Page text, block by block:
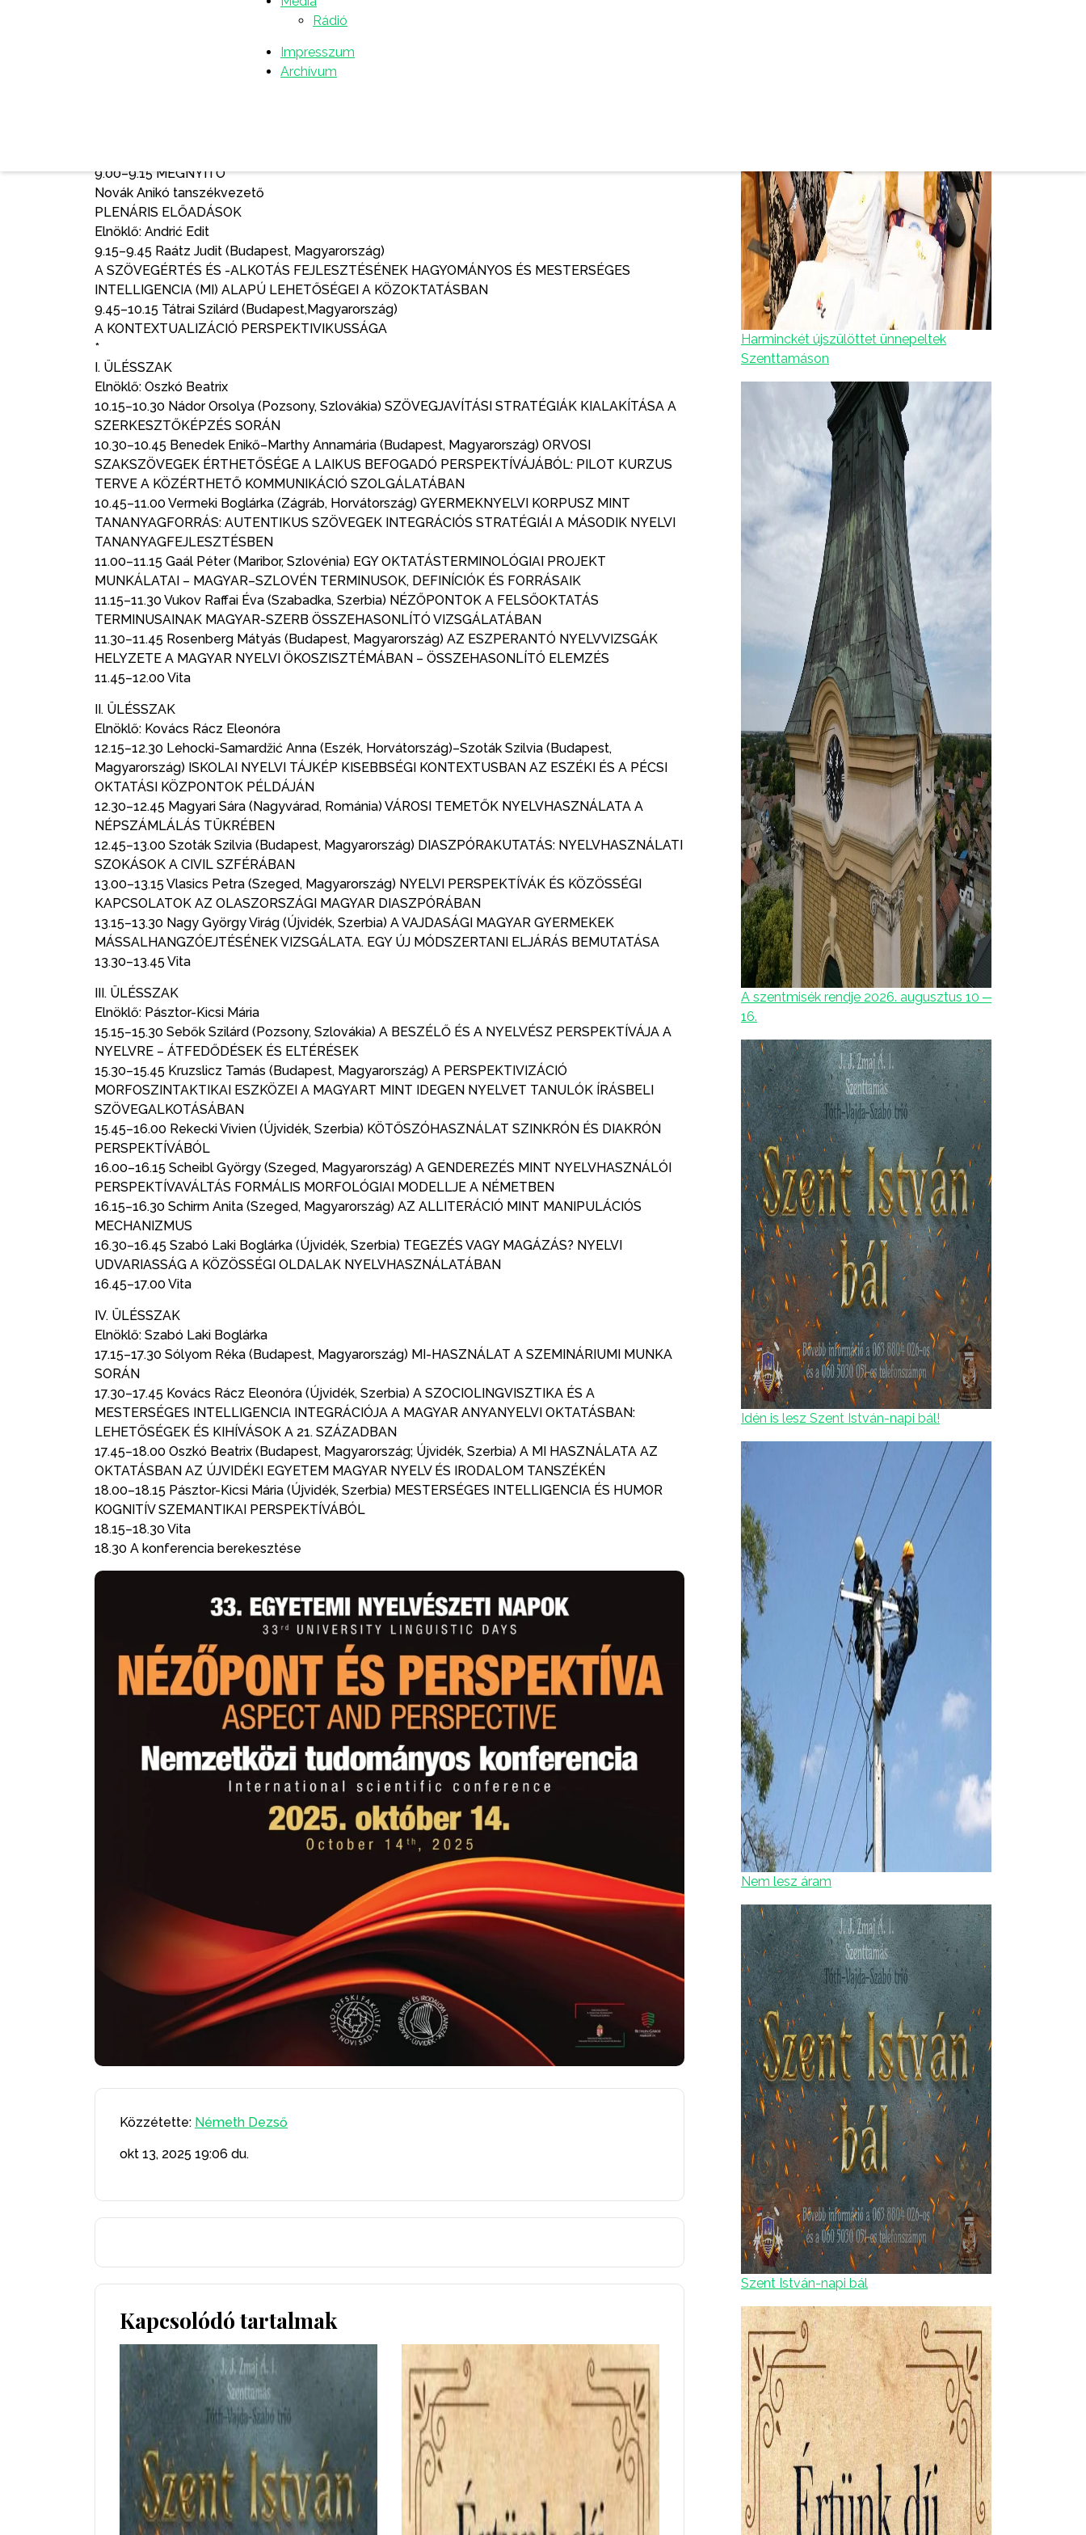
Rádió
Impresszum
Archívum
perspektívájából, az eszperantó nyelvvizsgák helyzetéről a magyar nyelvi ökoszisztémában, a
nyelvi tájképekről, a tegezés és magazás kérdésköréről a közösségi oldalakon, valamint a
mesterséges intelligencia oktatási és kutatási lehetőségeiről.
A konferencia az alábbi linken követhető:
9.00–9.15 MEGNYITÓ
Novák Anikó tanszékvezető
PLENÁRIS ELŐADÁSOK
Elnöklő: Andrić Edit
9.15–9.45 Raátz Judit (Budapest, Magyarország)
A SZÖVEGÉRTÉS ÉS -ALKOTÁS FEJLESZTÉSÉNEK HAGYOMÁNYOS ÉS MESTERSÉGES
INTELLIGENCIA (MI) ALAPÚ LEHETŐSÉGEI A KÖZOKTATÁSBAN
9.45–10.15 Tátrai Szilárd (Budapest,Magyarország)
A KONTEXTUALIZÁCIÓ PERSPEKTIVIKUSSÁGA
*
I. ÜLÉSSZAK
Elnöklő: Oszkó Beatrix
10.15–10.30 Nádor Orsolya (Pozsony, Szlovákia) SZÖVEGJAVÍTÁSI STRATÉGIÁK KIALAKÍTÁSA A
SZERKESZTŐKÉPZÉS SORÁN
10.30–10.45 Benedek Enikő–Marthy Annamária (Budapest, Magyarország) ORVOSI
SZAKSZÖVEGEK ÉRTHETŐSÉGE A LAIKUS BEFOGADÓ PERSPEKTÍVÁJÁBÓL: PILOT KURZUS
TERVE A KÖZÉRTHETŐ KOMMUNIKÁCIÓ SZOLGÁLATÁBAN
10.45–11.00 Vermeki Boglárka (Zágráb, Horvátország) GYERMEKNYELVI KORPUSZ MINT
TANANYAGFORRÁS: AUTENTIKUS SZÖVEGEK INTEGRÁCIÓS STRATÉGIÁI A MÁSODIK NYELVI
TANANYAGFEJLESZTÉSBEN
11.00–11.15 Gaál Péter (Maribor, Szlovénia) EGY OKTATÁSTERMINOLÓGIAI PROJEKT
MUNKÁLATAI – MAGYAR–SZLOVÉN TERMINUSOK, DEFINÍCIÓK ÉS FORRÁSAIK
11.15–11.30 Vukov Raffai Éva (Szabadka, Szerbia) NÉZŐPONTOK A FELSŐOKTATÁS
TERMINUSAINAK MAGYAR-SZERB ÖSSZEHASONLÍTÓ VIZSGÁLATÁBAN
11.30–11.45 Rosenberg Mátyás (Budapest, Magyarország) AZ ESZPERANTÓ NYELVVIZSGÁK
HELYZETE A MAGYAR NYELVI ÖKOSZISZTÉMÁBAN – ÖSSZEHASONLÍTÓ ELEMZÉS
11.45–12.00 Vita
II. ÜLÉSSZAK
Elnöklő: Kovács Rácz Eleonóra
12.15–12.30 Lehocki-Samardžić Anna (Eszék, Horvátország)–Szoták Szilvia (Budapest,
Magyarország) ISKOLAI NYELVI TÁJKÉP KISEBBSÉGI KONTEXTUSBAN AZ ESZÉKI ÉS A PÉCSI
OKTATÁSI KÖZPONTOK PÉLDÁJÁN
12.30–12.45 Magyari Sára (Nagyvárad, Románia) VÁROSI TEMETŐK NYELVHASZNÁLATA A
NÉPSZÁMLÁLÁS TÜKRÉBEN
12.45–13.00 Szoták Szilvia (Budapest, Magyarország) DIASZPÓRAKUTATÁS: NYELVHASZNÁLATI
SZOKÁSOK A CIVIL SZFÉRÁBAN
13.00–13.15 Vlasics Petra (Szeged, Magyarország) NYELVI PERSPEKTÍVÁK ÉS KÖZÖSSÉGI
KAPCSOLATOK AZ OLASZORSZÁGI MAGYAR DIASZPÓRÁBAN
13.15–13.30 Nagy György Virág (Újvidék, Szerbia) A VAJDASÁGI MAGYAR GYERMEKEK
MÁSSALHANGZÓEJTÉSÉNEK VIZSGÁLATA. EGY ÚJ MÓDSZERTANI ELJÁRÁS BEMUTATÁSA
13.30–13.45 Vita
III. ÜLÉSSZAK
Elnöklő: Pásztor-Kicsi Mária
15.15–15.30 Sebők Szilárd (Pozsony, Szlovákia) A BESZÉLŐ ÉS A NYELVÉSZ PERSPEKTÍVÁJA A
NYELVRE – ÁTFEDŐDÉSEK ÉS ELTÉRÉSEK
15.30–15.45 Kruzslicz Tamás (Budapest, Magyarország) A PERSPEKTIVIZÁCIÓ
MORFOSZINTAKTIKAI ESZKÖZEI A MAGYART MINT IDEGEN NYELVET TANULÓK ÍRÁSBELI
SZÖVEGALKOTÁSÁBAN
15.45–16.00 Rekecki Vivien (Újvidék, Szerbia) KÖTŐSZÓHASZNÁLAT SZINKRÓN ÉS DIAKRÓN
PERSPEKTÍVÁBÓL
16.00–16.15 Scheibl György (Szeged, Magyarország) A GENDEREZÉS MINT NYELVHASZNÁLÓI
PERSPEKTÍVAVÁLTÁS FORMÁLIS MORFOLÓGIAI MODELLJE A NÉMETBEN
16.15–16.30 Schirm Anita (Szeged, Magyarország) AZ ALLITERÁCIÓ MINT MANIPULÁCIÓS
MECHANIZMUS
16.30–16.45 Szabó Laki Boglárka (Újvidék, Szerbia) TEGEZÉS VAGY MAGÁZÁS? NYELVI
UDVARIASSÁG A KÖZÖSSÉGI OLDALAK NYELVHASZNÁLATÁBAN
16.45–17.00 Vita
IV. ÜLÉSSZAK
Elnöklő: Szabó Laki Boglárka
17.15–17.30 Sólyom Réka (Budapest, Magyarország) MI-HASZNÁLAT A SZEMINÁRIUMI MUNKA
SORÁN
17.30–17.45 Kovács Rácz Eleonóra (Újvidék, Szerbia) A SZOCIOLINGVISZTIKA ÉS A
MESTERSÉGES INTELLIGENCIA INTEGRÁCIÓJA A MAGYAR ANYANYELVI OKTATÁSBAN:
LEHETŐSÉGEK ÉS KIHÍVÁSOK A 21. SZÁZADBAN
17.45–18.00 Oszkó Beatrix (Budapest, Magyarország; Újvidék, Szerbia) A MI HASZNÁLATA AZ
OKTATÁSBAN AZ ÚJVIDÉKI EGYETEM MAGYAR NYELV ÉS IRODALOM TANSZÉKÉN
18.00–18.15 Pásztor-Kicsi Mária (Újvidék, Szerbia) MESTERSÉGES INTELLIGENCIA ÉS HUMOR
KOGNITÍV SZEMANTIKAI PERSPEKTÍVÁBÓL
18.15–18.30 Vita
18.30 A konferencia berekesztése
Közzétette: Németh Dezső
okt 13, 2025 19:06 du.
Kapcsolódó tartalmak
Harminckét újszülöttet ünnepeltek
Szenttamáson
A szentmisék rendje 2026. augusztus 10 ─
16.
Idén is lesz Szent István-napi bál!
Nem lesz áram
Szent István-napi bál